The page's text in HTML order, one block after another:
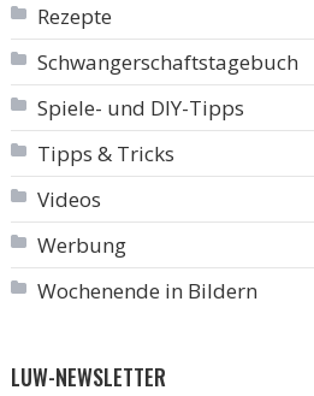
Rezepte
Schwangerschaftstagebuch
Spiele- und DIY-Tipps
Tipps & Tricks
Videos
Werbung
Wochenende in Bildern
LUW-NEWSLETTER